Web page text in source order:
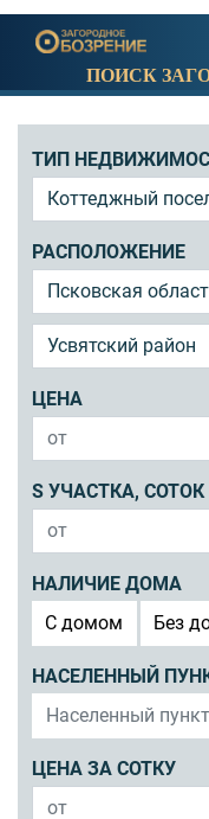
ПОИСК
ТИП
РАСПОЛОЖЕНИЕ
ЦЕНА
S УЧАСТКА, СОТОК
НАЛИЧИЕ ДОМА
C домом
Без
НАСЕЛЕННЫЙ
ЦЕНА ЗА СОТКУ